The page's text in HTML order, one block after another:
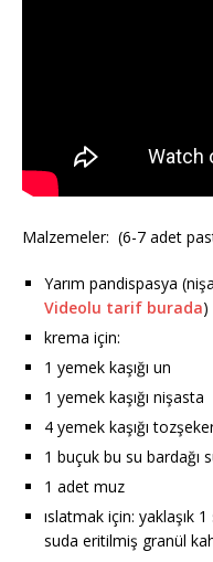
Malzemeler: (6-7 adet
Yarım pandispasya
Videolu tarif burada)
krema için:
1 yemek kaşığı un
1 yemek kaşığı nişasta
4 yemek kaşığı
1 buçuk bu su bardağı
1 adet muz
ıslatmak için: yaklaşık
suda eritilmiş granül